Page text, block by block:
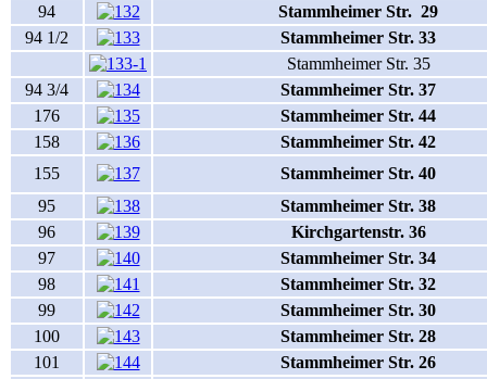
94
Stammheimer Str. 29
94 1/2
Stammheimer Str. 33
Stammheimer Str. 35
94 3/4
Stammheimer Str. 37
176
Stammheimer Str. 44
158
Stammheimer Str. 42
155
Stammheimer Str. 40
95
Stammheimer Str. 38
96
Kirchgartenstr. 36
97
Stammheimer Str. 34
98
Stammheimer Str. 32
99
Stammheimer Str. 30
100
Stammheimer Str. 28
101
Stammheimer Str. 26